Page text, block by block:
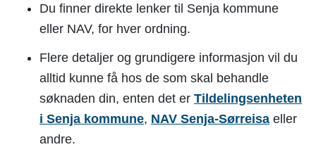
Du finner direkte lenker til Senja kommune
eller NAV, for hver ordning.
Flere detaljer og grundigere informasjon vil du
alltid kunne få hos de som skal behandle
søknaden din, enten det er Tildelingsenheten
i Senja kommune, NAV Senja-Sørreisa eller
andre.